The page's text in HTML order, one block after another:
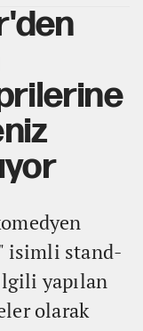
isimli stand-
yapılan
olarak